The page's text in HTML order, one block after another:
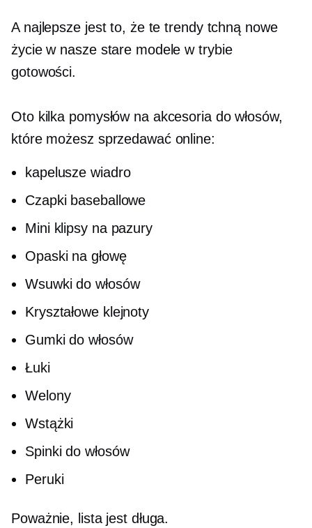
A najlepsze jest to, że te trendy tchną nowe
życie w nasze stare modele w trybie
gotowości.
Oto kilka pomysłów na akcesoria do włosów,
które możesz sprzedawać online:
kapelusze wiadro
Czapki baseballowe
Mini klipsy na pazury
Opaski na głowę
Wsuwki do włosów
Kryształowe klejnoty
Gumki do włosów
Łuki
Welony
Wstążki
Spinki do włosów
Peruki
Poważnie, lista jest długa.